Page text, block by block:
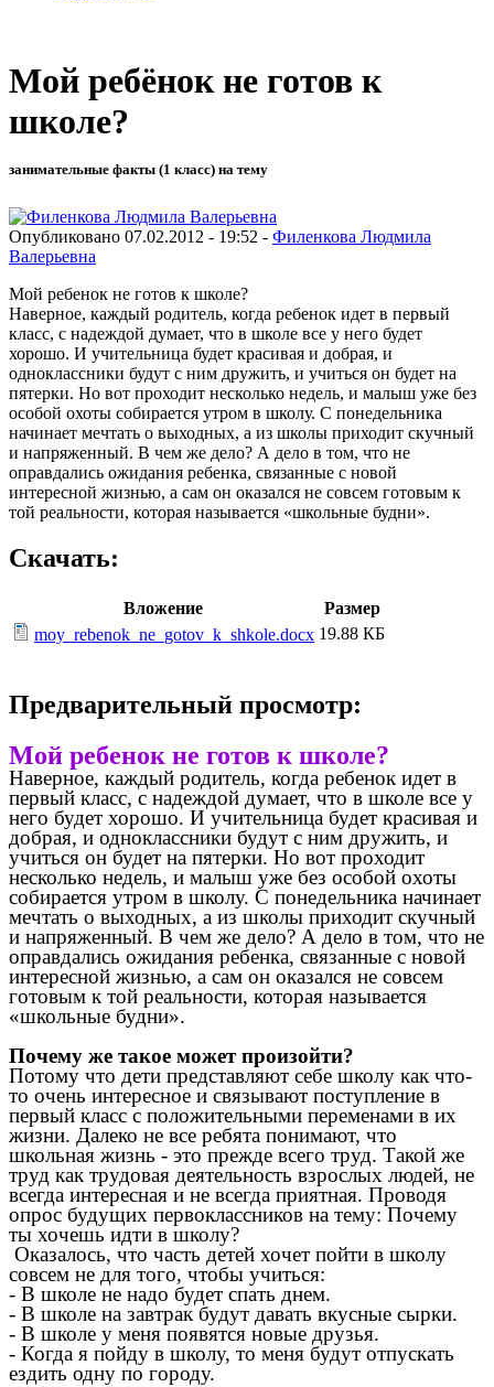
Мой ребёнок не готов к
школе?
занимательные факты (1 класс) на тему
Опубликовано 07.02.2012 - 19:52 - Филенкова Людмила
Валерьевна
Мой ребенок не готов к школе?
Наверное, каждый родитель, когда ребенок идет в первый
класс, с надеждой думает, что в школе все у него будет
хорошо. И учительница будет красивая и добрая, и
одноклассники будут с ним дружить, и учиться он будет на
пятерки. Но вот проходит несколько недель, и малыш уже без
особой охоты собирается утром в школу. С понедельника
начинает мечтать о выходных, а из школы приходит скучный
и напряженный. В чем же дело? А дело в том, что не
оправдались ожидания ребенка, связанные с новой
интересной жизнью, а сам он оказался не совсем готовым к
той реальности, которая называется «школьные будни».
Скачать:
Вложение
Размер
moy_rebenok_ne_gotov_k_shkole.docx 19.88 КБ
Предварительный просмотр:
Мой ребенок не готов к школе?
Наверное, каждый родитель, когда ребенок идет в
первый класс, с надеждой думает, что в школе все у
него будет хорошо. И учительница будет красивая и
добрая, и одноклассники будут с ним дружить, и
учиться он будет на пятерки. Но вот проходит
несколько недель, и малыш уже без особой охоты
собирается утром в школу. С понедельника начинает
мечтать о выходных, а из школы приходит скучный
и напряженный. В чем же дело? А дело в том, что не
оправдались ожидания ребенка, связанные с новой
интересной жизнью, а сам он оказался не совсем
готовым к той реальности, которая называется
«школьные будни».
Почему же такое может произойти?
Потому что дети представляют себе школу как что-
то очень интересное и связывают поступление в
первый класс с положительными переменами в их
жизни. Далеко не все ребята понимают, что
школьная жизнь - это прежде всего труд. Такой же
труд как трудовая деятельность взрослых людей, не
всегда интересная и не всегда приятная. Проводя
опрос будущих первоклассников на тему: Почему
ты хочешь идти в школу?
Оказалось, что часть детей хочет пойти в школу
совсем не для того, чтобы учиться:
- В школе не надо будет спать днем.
- В школе на завтрак будут давать вкусные сырки.
- В школе у меня появятся новые друзья.
- Когда я пойду в школу, то меня будут отпускать
ездить одну по городу.